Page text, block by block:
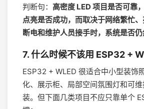
判断句： 高密度 LED 项目是否可靠
点亮是否成功，而取决于网络繁忙
断电和维护人员接手时，系统是否仍
7. 什么时候不该用 ESP32 +
ESP32 + WLED 很适合中小型装饰
化、展示柜、局部空间氛围灯和可
装。但下面几类项目不应只靠单个